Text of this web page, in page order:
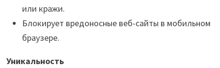
или кражи.
Блокирует вредоносные веб-сайты в мобильном
браузере.
Уникальность